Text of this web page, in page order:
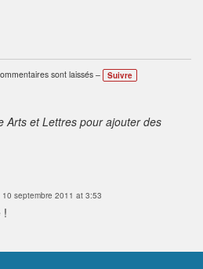
sont laissés – Suivre
Arts et Lettres pour ajouter des
10 septembre 2011 at 3:53
!